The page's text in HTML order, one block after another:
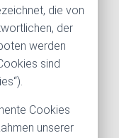
die von
der
werden
sind
Cookies
unserer